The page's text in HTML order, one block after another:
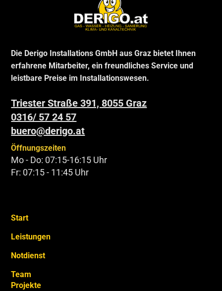
Die Derigo Installations GmbH aus Graz bietet Ihnen
erfahrene Mitarbeiter, ein freundliches Service und
leistbare Preise im Installationswesen.
Triester Straße 391, 8055 Graz
0316/ 57 24 57
buero@derigo.at
Öffnungszeiten
Mo - Do: 07:15-16:15 Uhr
Fr: 07:15 - 11:45 Uhr
Start
Leistungen
Notdienst
Team
Projekte